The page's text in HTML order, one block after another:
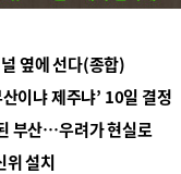
옆에 선다(종합)
이냐 제주냐’ 10일 결정
부산…우려가 현실로
위 설치